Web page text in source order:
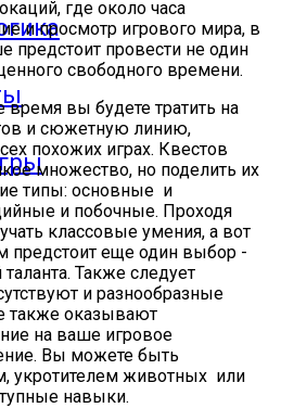
где около часа
и просмотр игрового мира, в
предстоит провести не один
свободного времени.
время вы будете тратить на
и сюжетную линию,
похожих играх. Квестов
множество, но поделить их
типы: основные и
и побочные. Проходя
классовые умения, а вот
предстоит еще один выбор -
Также следует
и разнообразные
также оказывают
на ваше игровое
Вы можете быть
укротителем животных или
навыки.